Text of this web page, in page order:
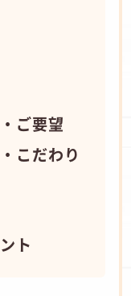
ご要望
こだわり
ト